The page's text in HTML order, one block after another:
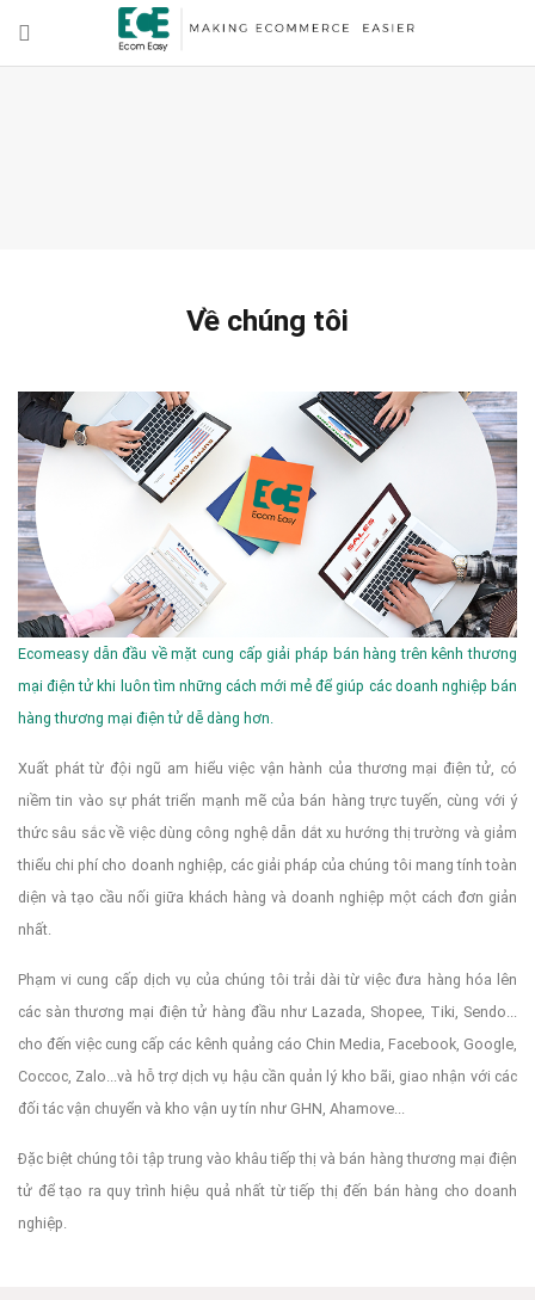
Về chúng tôi
Ecomeasy dẫn đầu về mặt cung cấp giải pháp bán hàng trên kênh thương
mại điện tử khi luôn tìm những cách mới mẻ để giúp các doanh nghiệp bán
hàng thương mại điện tử dễ dàng hơn.
Xuất phát từ đội ngũ am hiểu việc vận hành của thương mại điện tử, có
niềm tin vào sự phát triển mạnh mẽ của bán hàng trực tuyến, cùng với ý
thức sâu sắc về việc dùng công nghệ dẫn dắt xu hướng thị trường và giảm
thiểu chi phí cho doanh nghiệp, các giải pháp của chúng tôi mang tính toàn
diện và tạo cầu nối giữa khách hàng và doanh nghiệp một cách đơn giản
nhất.
Phạm vi cung cấp dịch vụ của chúng tôi trải dài từ việc đưa hàng hóa lên
các sàn thương mại điện tử hàng đầu như Lazada, Shopee, Tiki, Sendo...
cho đến việc cung cấp các kênh quảng cáo Chin Media, Facebook, Google,
Coccoc, Zalo...và hỗ trợ dịch vụ hậu cần quản lý kho bãi, giao nhận với các
đối tác vận chuyển và kho vận uy tín như GHN, Ahamove...
Đặc biệt chúng tôi tập trung vào khâu tiếp thị và bán hàng thương mại điện
tử để tạo ra quy trình hiệu quả nhất từ tiếp thị đến bán hàng cho doanh
nghiệp.